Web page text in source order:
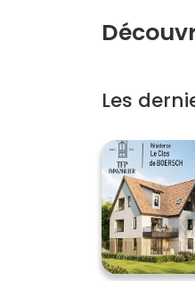
appartement
en
années. À
la fois.
dernières
mieux sa
simplement
rez-de-jardin
secteur
les options
par ce que tu
Les